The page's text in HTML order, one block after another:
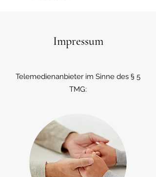
Impressum
Telemedienanbieter im Sinne des § 5
TMG: